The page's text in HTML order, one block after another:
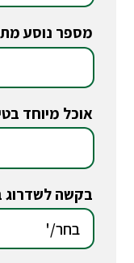
מספר נוסע
אוכל מיוחד
בקשה לשדרוג